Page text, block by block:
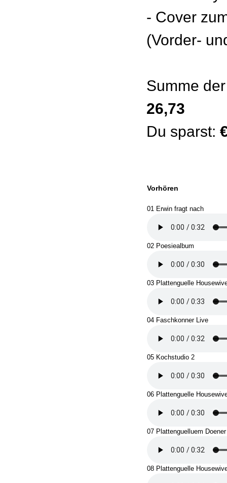
- Cover
(Vorder-
Summe
26,73
Du sparst:
Vorhören
01 Erwin fragt nach
02 Poesiealbum
03 Plattenguelle
04 Faschkonner Live
05 Kochstudio 2
06 Plattenguelle
07 Plattenguelluem
08 Plattenguelle